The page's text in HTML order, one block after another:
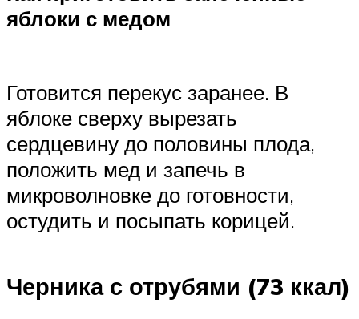
яблоки с медом
Готовится перекус заранее. В
яблоке сверху вырезать
сердцевину до половины плода,
положить мед и запечь в
микроволновке до готовности,
остудить и посыпать корицей.
Черника с отрубями (73 ккал)